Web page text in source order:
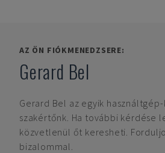
AZ ÖN FIÓKMENEDZSERE:
Gerard Bel
Gerard Bel az egyik
szakértőnk. Ha további kérdése
közvetlenül őt keresheti.
bizalommal.